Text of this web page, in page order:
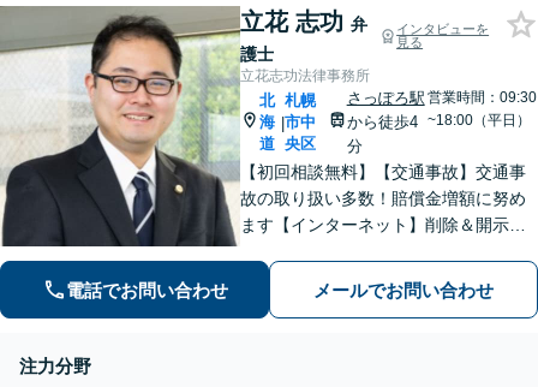
可】【休日・夜間相談
可】
は弁護士に相談して解
決へ「契約書の作成／
家賃未払い対応／立退
き・明渡請求／原状回
復【休日・夜間相談
可】
立花 志功 弁
護士
インタビューを
見る
立花志功法律事務所
北
海
道
|
札幌
市中
央区
さっぽろ駅
から徒歩4
分
営業時間：09:30
~18:00（平日）
【初回相談無料】【交通事故】交通事
故の取り扱い多数！賠償金増額に努め
ます【インターネット】削除＆開示請
事事件】超速対応！【電話・メール相
談可】【大通駅／札幌駅5分】
電話でお問い合わせ メールでお問い合わせ
注力分野